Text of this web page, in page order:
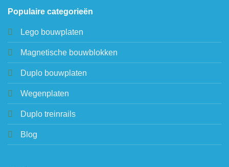
Populaire categorieën
Lego bouwplaten
Magnetische bouwblokken
Duplo bouwplaten
Wegenplaten
Duplo treinrails
Blog